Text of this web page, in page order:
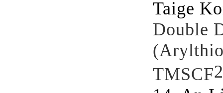
Taige
Double
TMSCF2